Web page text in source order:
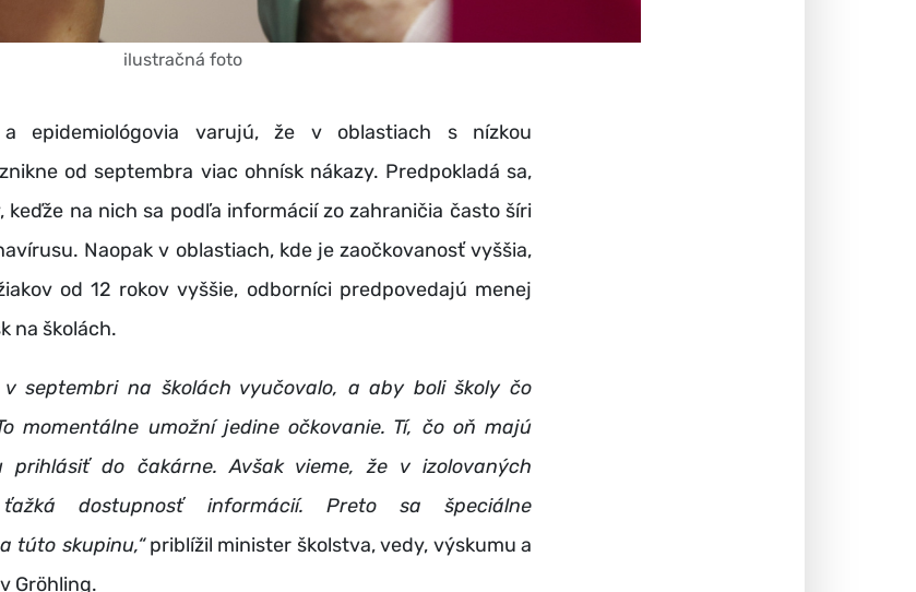
ilustračná foto
a epidemiológovia varujú, že v oblastiach s nízkou
od septembra viac ohnísk nákazy. Predpokladá sa,
keďže na nich sa podľa informácií zo zahraničia často šíri
Naopak v oblastiach, kde je zaočkovanosť vyššia,
od 12 rokov vyššie, odborníci predpovedajú menej
na školách.
v septembri na školách vyučovalo, a aby boli školy čo
momentálne umožní jedine očkovanie. Tí, čo oň majú
prihlásiť do čakárne. Avšak vieme, že v izolovaných
dostupnosť informácií. Preto sa špeciálne
túto skupinu,“priblížil minister školstva, vedy, výskumu a
Gröhling.